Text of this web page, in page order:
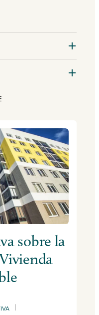
sobre la
|